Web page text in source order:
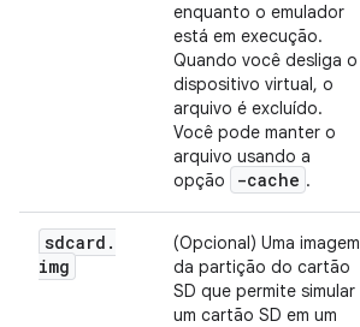
enquanto o emulador
está em execução.
Quando você desliga o
dispositivo virtual, o
arquivo é excluído.
Você pode manter o
arquivo usando a
opção
-cache .
sdcard .
img
(Opcional) Uma imagem
da partição do cartão
SD que permite simular
um cartão SD em um